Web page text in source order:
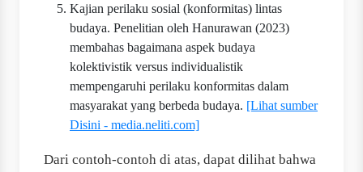
Kajian perilaku sosial (konformitas) lintas
budaya. Penelitian oleh Hanurawan (2023)
membahas bagaimana aspek budaya
kolektivistik versus individualistik
mempengaruhi perilaku konformitas dalam
masyarakat yang berbeda budaya. [Lihat sumber
Disini - media.neliti.com]
Dari contoh­-contoh di atas, dapat dilihat bahwa